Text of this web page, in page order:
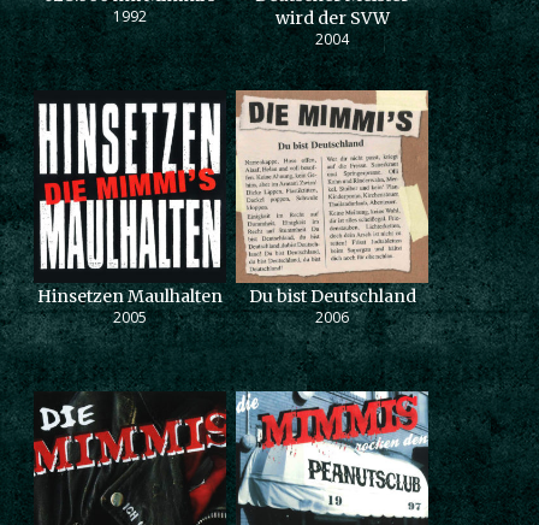
1992
wird der SVW
2004
Hinsetzen Maulhalten
2005
Du bist Deutschland
2006